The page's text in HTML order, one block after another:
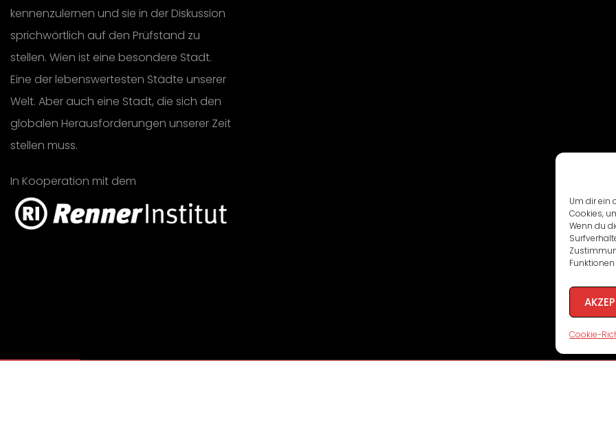
Um dir ein
Cookies,
Wenn du
Cookie-
kennenzulernen und sie in der Diskussion
sprichwörtlich auf den Prüfstand zu
stellen. Wien ist eine besondere Stadt.
Eine der lebenswertesten Städte unserer
Welt. Aber auch eine Stadt, die sich den
globalen Herausforderungen unserer Zeit
stellen muss.
In Kooperation mit dem